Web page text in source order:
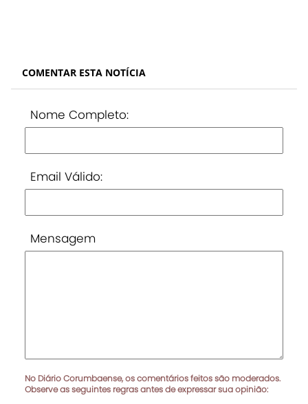
COMENTAR ESTA NOTÍCIA
Nome Completo:
Email Válido:
Mensagem
No Diário Corumbaense, os comentários feitos são moderados.
Observe as seguintes regras antes de expressar sua opinião: